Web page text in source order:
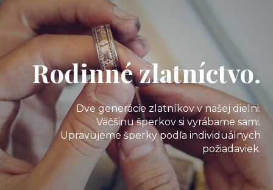
Rodinné zlatníctvo.
Dve generácie zlatníkov v našej dielni.
Väčšinu šperkov si vyrábame sami.
Upravujeme šperky podľa individuálnych
požiadaviek.